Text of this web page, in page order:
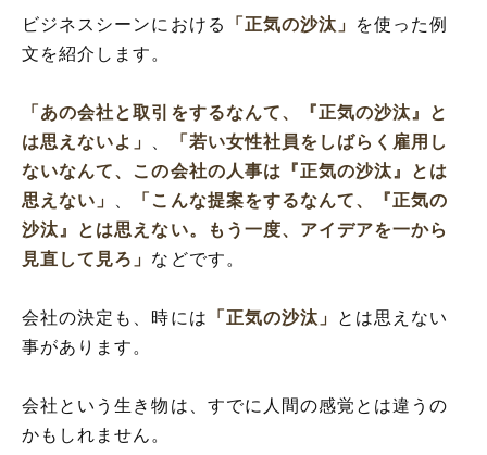
ビジネスシーンにおける 「正気の沙汰」
を使った例
文を紹介します。
「あの会社と取引をするなんて、『正気の沙汰』と
は思えないよ」
「若い女性社員をしばらく雇用し
ないなんて、この会社の人事は『正気の沙汰』とは
思えない」
「こんな提案をするなんて、『正気の
沙汰』とは思えない。もう一度、アイデアを一から
見直して見ろ」 などです。
会社の決定も、時には 「正気の沙汰」
とは思えない
事があります。
会社という生き物は、すでに人間の感覚とは違うの
かもしれません。